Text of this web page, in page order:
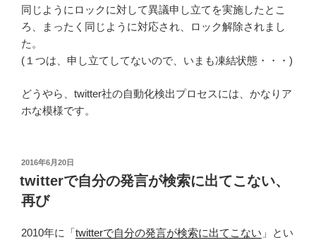
同じようにロックに対して異議申し立てを実施したとこ
ろ、まったく同じように対応され、ロック解除されまし
た。
(１つは、申し立てしてないので、いまも凍結状態・・・)
どうやら、twitter社の自動化検出プロセスには、かなりア
ホな模様です。
投
稿
日:
2016年6月20日
twitterで自分の発言が検索に出てこない、
再び
2010年に「twitterで自分の発言が検索に出てこない 」とい